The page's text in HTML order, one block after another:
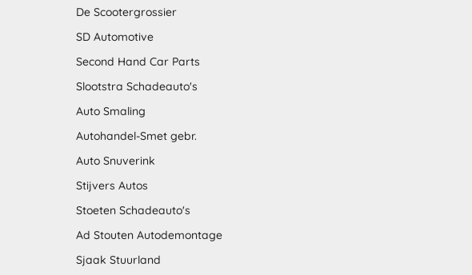
De Scootergrossier
SD Automotive
Second Hand Car Parts
Slootstra Schadeauto's
Auto Smaling
Autohandel-Smet gebr.
Auto Snuverink
Stijvers Autos
Stoeten Schadeauto's
Ad Stouten Autodemontage
Sjaak Stuurland